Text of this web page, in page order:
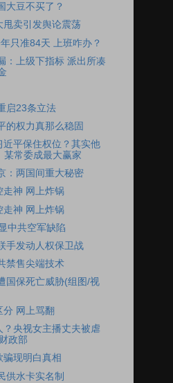
大豆不买了？
甩卖引发舆论震荡
只准84天 上班咋办？
：上级下指标 派出所凑
启23条立法
的权力真那么稳固
近平保住权位？其实他
某常委成最大赢家
：两国间重大秘密
走神 网上炸锅
走神 网上炸锅
中共空军缺陷
手发动人权保卫战
禁售尖端技术
国保死亡威胁(组图/视
分 网上骂翻
央视女主播丈夫被虐
政部
现明白真相
供水卡实名制